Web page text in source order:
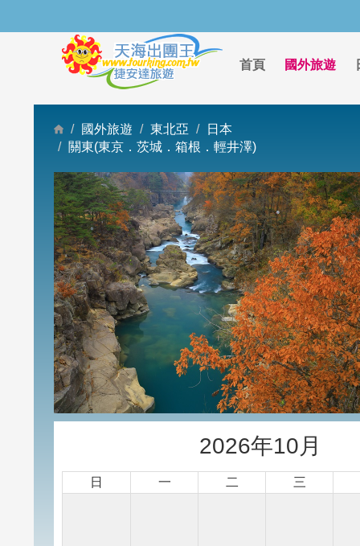
首頁 國外旅遊
國外旅遊 東北亞
日本
關東(東京．茨城．箱根．輕井澤)
2026年10月
日 一 二 三